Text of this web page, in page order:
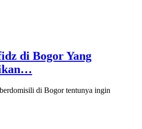
di Bogor Yang
di Bogor tentunya ingin